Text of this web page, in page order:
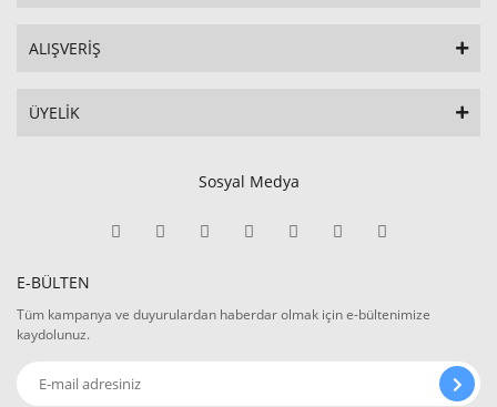
ALIŞVERİŞ
ÜYELİK
Sosyal Medya
E-BÜLTEN
Tüm kampanya ve duyurulardan haberdar olmak için e-bültenimize
kaydolunuz.